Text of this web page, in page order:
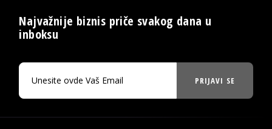
Najvažnije biznis priče svakog dana u
inboksu
PRIJAVI SE